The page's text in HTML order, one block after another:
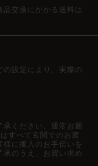
交換にかかる送料は
の設定により、実際の
承ください。通常お届
すべて玄関でのお渡
様に搬入のお手伝いを
承のうえ、お買い求め